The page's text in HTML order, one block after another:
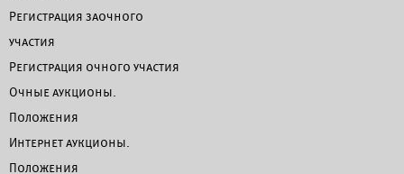
Регистрация заочного
участия
Регистрация очного участия
Очные аукционы.
Положения
Интернет аукционы.
Положения